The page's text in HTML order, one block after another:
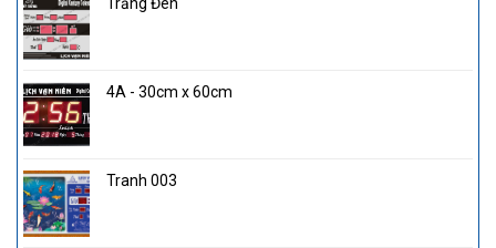
Trắng Đen
4A - 30cm x 60cm
Tranh 003